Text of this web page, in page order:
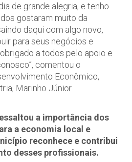
de grande alegria, e tenho
gostaram muito da
daqui com algo novo,
para seus negócios e
a todos pelo apoio e
comentou o
Econômico,
Marinho Júnior.
a importância dos
a economia local e
reconhece e contribui
desses profissionais.